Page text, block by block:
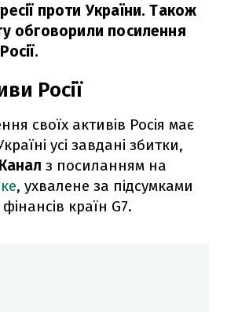
проти України. Також
обговорили посилення
Росії
своїх активів Росія має
усі завдані збитки,
з посиланням на
, ухвалене за підсумками
фінансів країн G7.